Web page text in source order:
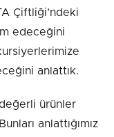
Çiftliği’ndeki
edeceğini
anlattık.
ürünler
anlattığımız